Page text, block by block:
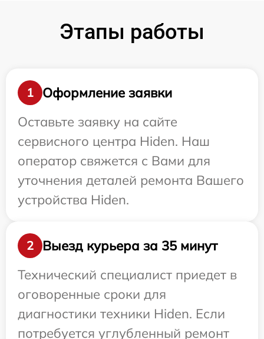
Этапы работы
1
Оформление заявки
Оставьте заявку на сайте
сервисного центра Hiden. Наш
оператор свяжется с Вами для
уточнения деталей ремонта Вашего
устройства Hiden.
2
Выезд курьера за 35 минут
Технический специалист приедет в
оговоренные сроки для
диагностики техники Hiden. Если
потребуется углубленный ремонт